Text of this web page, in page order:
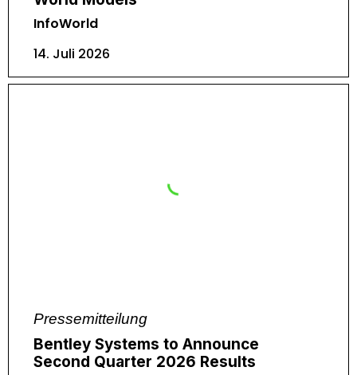
InfoWorld
14. Juli 2026
Pressemitteilung
Bentley Systems to Announce
Second Quarter 2026 Results